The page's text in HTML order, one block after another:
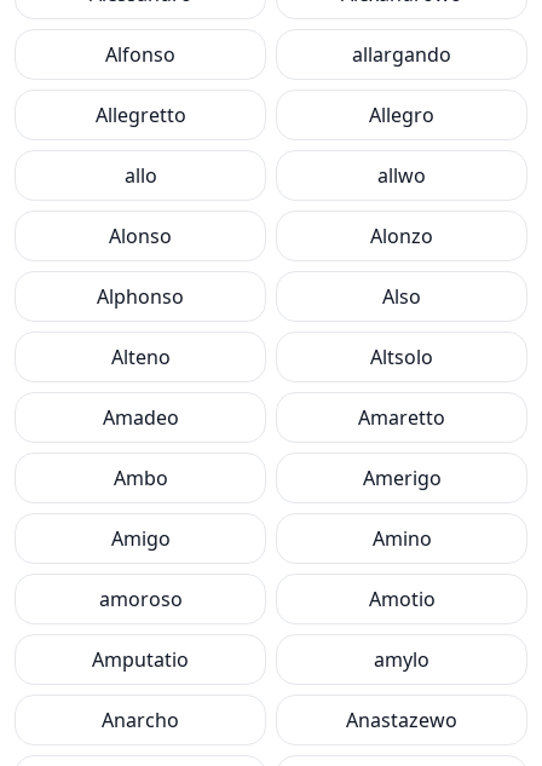
Alfonso allargando
Allegretto Allegro
allo allwo
Alonso Alonzo
Alphonso Also
Alteno Altsolo
Amadeo Amaretto
Ambo Amerigo
Amigo Amino
amoroso Amotio
Amputatio amylo
Anarcho Anastazewo